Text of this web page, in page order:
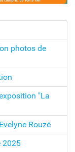
photos de
"La
Rouzé
2025